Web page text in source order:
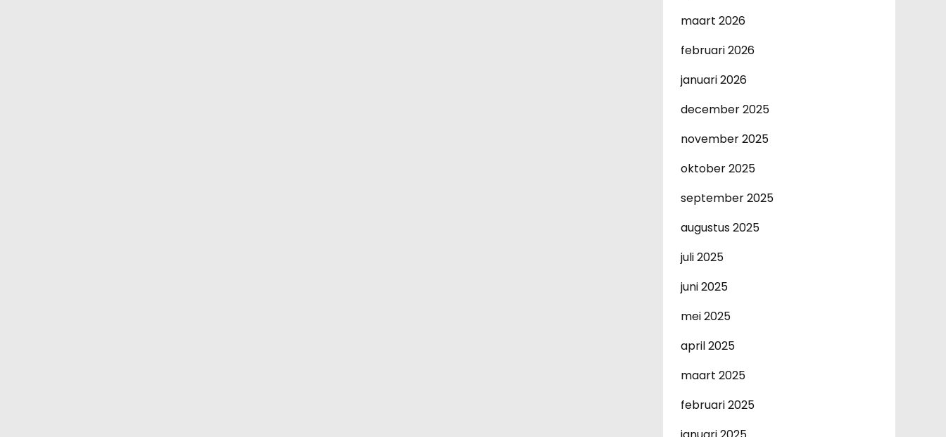
maart 2026
februari 2026
januari 2026
december 2025
november 2025
oktober 2025
september 2025
augustus 2025
juli 2025
juni 2025
mei 2025
april 2025
maart 2025
februari 2025